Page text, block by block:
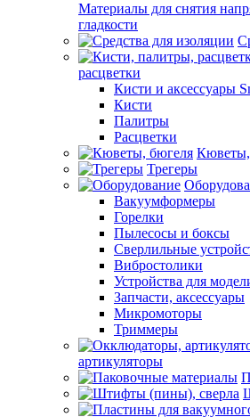
Материалы для снятия
гладкости
расцветки
Кисти и аксессуары
Кисти
Палитры
Расцветки
Трегеры
Вакуумформеры
Горелки
Пылесосы и боксы
Сверлильные
Вибростолики
Устройства для
Запчасти, аксессуары
Микромоторы
Триммеры
артикуляторы